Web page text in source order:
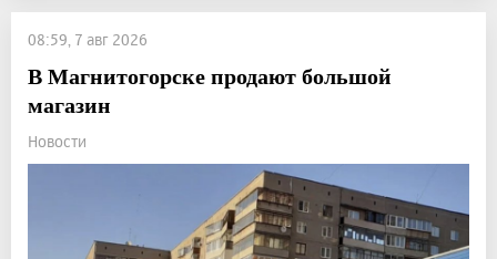
08:59, 7 авг 2026
В Магнитогорске продают большой
магазин
Новости